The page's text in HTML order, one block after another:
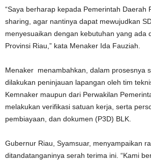
“Saya berharap kepada Pemerintah Daerah
sharing, agar nantinya dapat mewujudkan
menyesuaikan dengan kebutuhan yang ada
Provinsi Riau,” kata Menaker Ida Fauziah.
Menaker menambahkan, dalam prosesnya
dilakukan peninjauan lapangan oleh tim
Kemnaker maupun dari Perwakilan
melakukan verifikasi satuan kerja, serta
pembiayaan, dan dokumen (P3D) BLK.
Gubernur Riau, Syamsuar, menyampaikan
ditandatanganinya serah terima ini. “Kami